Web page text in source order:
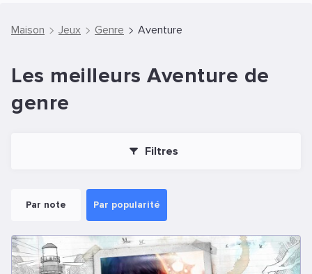
Maison Jeux Genre Aventure
Les meilleurs Aventure de
genre
Filtres
Par note Par popularité